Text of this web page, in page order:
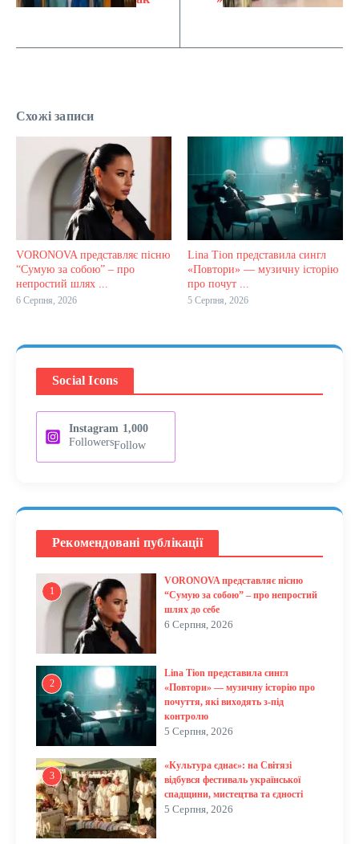
Схожі записи
VORONOVA представляє пісню
“Сумую за собою” – про
непростий шлях ...
6 Серпня, 2026
Lina Tion представила сингл
«Повтори» — музичну історію
про почут ...
5 Серпня, 2026
Social Icons
Instagram 1,000
FollowersFollow
Рекомендовані публікації
1
VORONOVA представляє пісню
“Сумую за собою” – про непростий
шлях до себе
6 Серпня, 2026
2
Lina Tion представила сингл
«Повтори» — музичну історію про
почуття, які виходять з-під
контролю
5 Серпня, 2026
3
«Культура єднає»: на Світязі
відбувся фестиваль української
спадщини, мистецтва та єдності
5 Серпня, 2026